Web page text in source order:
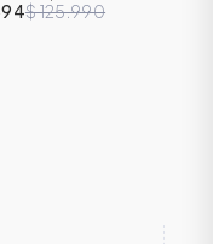
$ 125.990